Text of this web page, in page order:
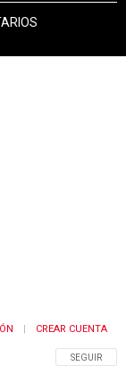
SIGA ESTA
SEGUIR
CREAR CUENTA